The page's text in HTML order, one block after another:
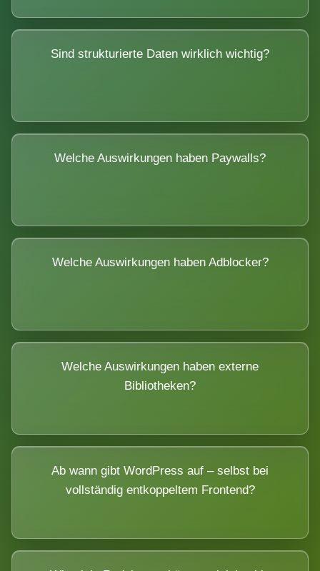
Sind strukturierte Daten wirklich wichtig?
Welche Auswirkungen haben Paywalls?
Welche Auswirkungen haben Adblocker?
Welche Auswirkungen haben externe
Bibliotheken?
Ab wann gibt WordPress auf – selbst bei
vollständig entkoppeltem Frontend?